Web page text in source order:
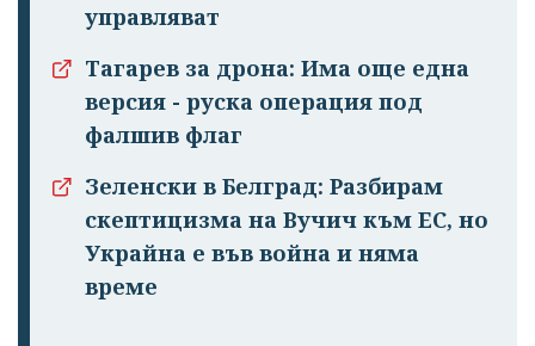
управляват
Тагарев за дрона: Има още една
версия - руска операция под
фалшив флаг
Зеленски в Белград: Разбирам
скептицизма на Вучич към ЕС, но
Украйна е във война и няма
време